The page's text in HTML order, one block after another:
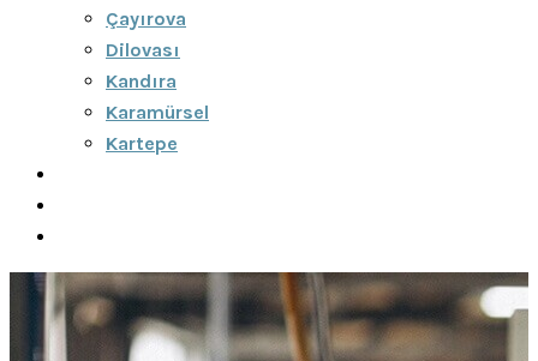
Çayırova
Dilovası
Kandıra
Karamürsel
Kartepe